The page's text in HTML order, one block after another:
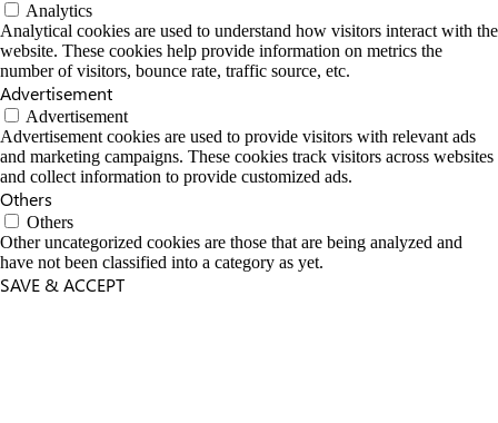
Analytics
Analytical cookies are used to understand how visitors interact with the
website. These cookies help provide information on metrics the
number of visitors, bounce rate, traffic source, etc.
Advertisement
Advertisement
Advertisement cookies are used to provide visitors with relevant ads
and marketing campaigns. These cookies track visitors across websites
and collect information to provide customized ads.
Others
Others
Other uncategorized cookies are those that are being analyzed and
have not been classified into a category as yet.
SAVE & ACCEPT